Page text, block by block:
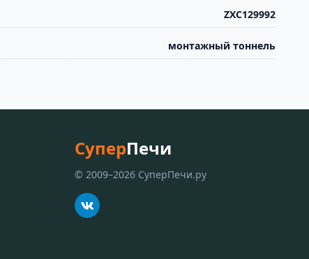
ZXC129992
монтажный тоннель
СуперПечи
© 2009–2026 СуперПечи.ру